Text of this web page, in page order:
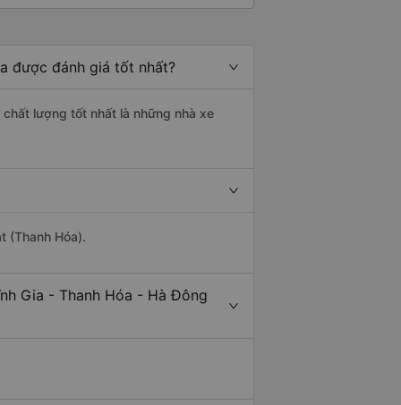
được đánh giá tốt nhất?
lượng tốt nhất là những nhà xe
(Thanh Hóa).
Gia - Thanh Hóa - Hà Đông